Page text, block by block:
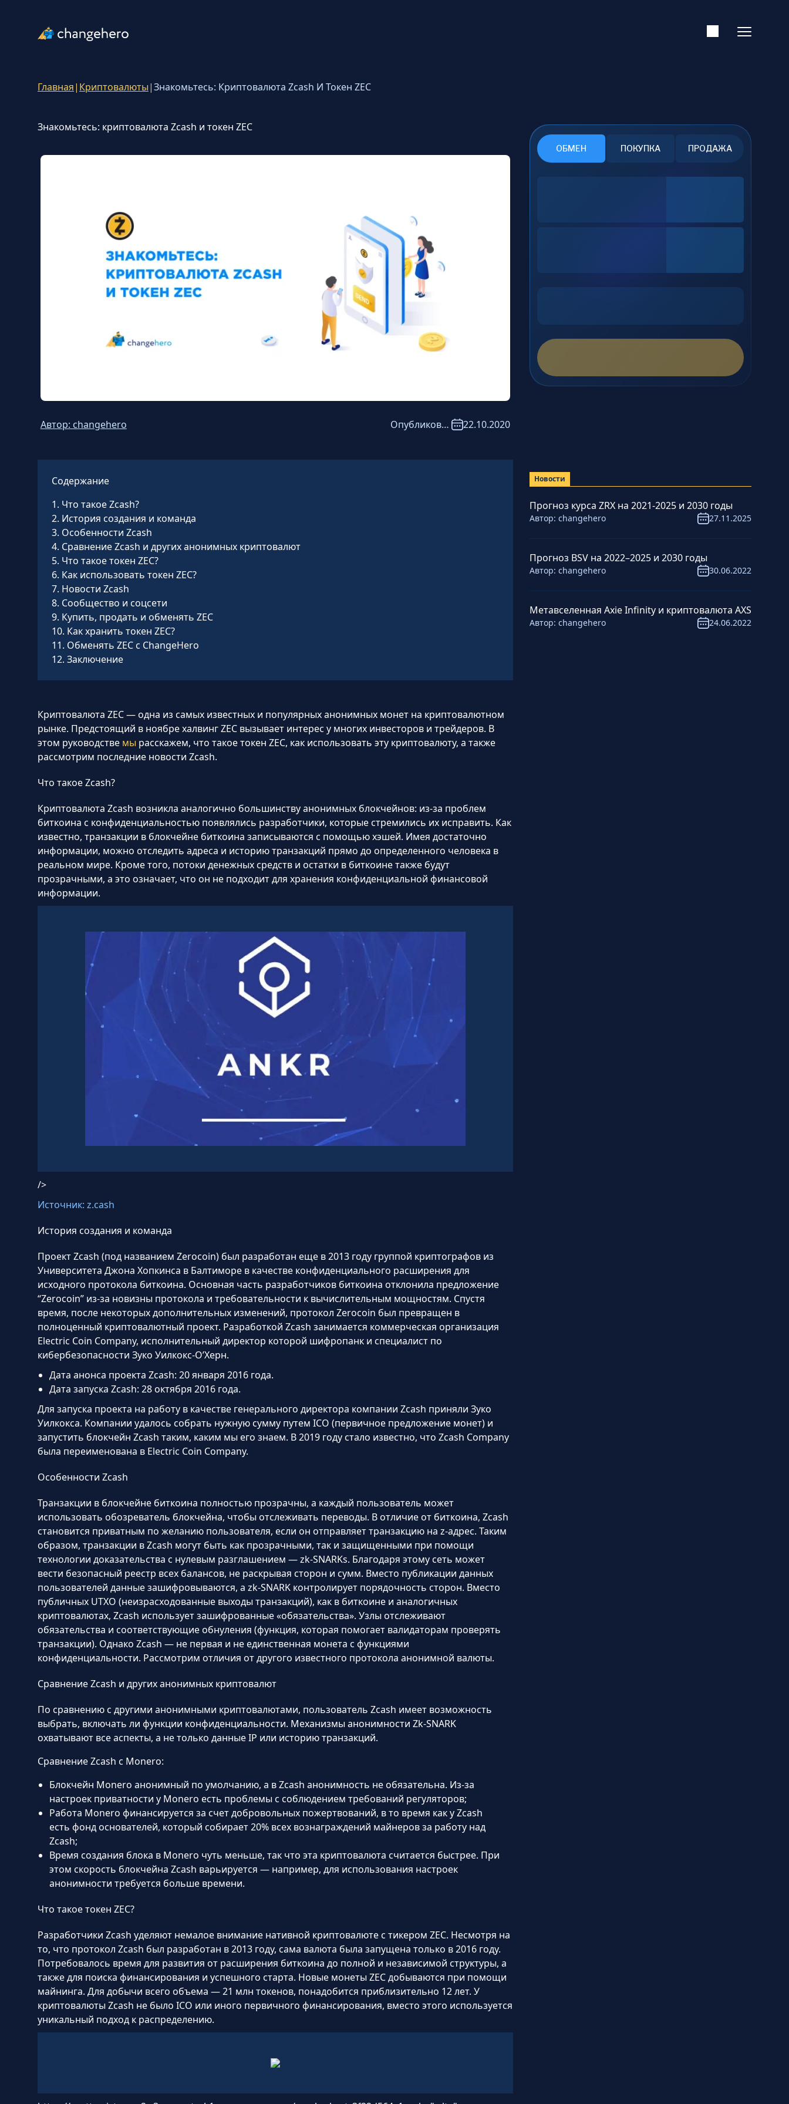
Руководства
Криптоинвестиции
Главная| Криптовалюты|Знакомьтесь: Криптовалюта Zcash И Токен ZEC
Знакомьтесь: криптовалюта Zcash и токен ZEC
Автор: changehero Опубликовано: 22.10.2020
Содержание
1. Что такое Zcash?
2. История создания и команда
3. Особенности Zcash
4. Сравнение Zcash и других анонимных криптовалют
5. Что такое токен ZEC?
6. Как использовать токен ZEC?
7. Новости Zcash
8. Сообщество и соцсети
9. Купить, продать и обменять ZEC
10. Как хранить токен ZEC?
11. Обменять ZEC с ChangeHero
12. Заключение
Криптовалюта ZEC — одна из самых известных и популярных анонимных монет на криптовалютном
рынке. Предстоящий в ноябре халвинг ZEC вызывает интерес у многих инвесторов и трейдеров. В
этом руководстве мы расскажем, что такое токен ZEC, как использовать эту криптовалюту, а также
рассмотрим последние новости Zcash.
Что такое Zcash?
Криптовалюта Zcash возникла аналогично большинству анонимных блокчейнов: из-за проблем
биткоина с конфиденциальностью появлялись разработчики, которые стремились их исправить. Как
известно, транзакции в блокчейне биткоина записываются с помощью хэшей. Имея достаточно
информации, можно отследить адреса и историю транзакций прямо до определенного человека в
реальном мире. Кроме того, потоки денежных средств и остатки в биткоине также будут
прозрачными, а это означает, что он не подходит для хранения конфиденциальной финансовой
информации.
/>
Источник: z.cash
История создания и команда
Проект Zcash (под названием Zerocoin) был разработан еще в 2013 году группой криптографов из
Университета Джона Хопкинса в Балтиморе в качестве конфиденциального расширения для
исходного протокола биткоина. Основная часть разработчиков биткоина отклонила предложение
“Zerocoin” из-за новизны протокола и требовательности к вычислительным мощностям. Спустя
время, после некоторых дополнительных изменений, протокол Zerocoin был превращен в
полноценный криптовалютный проект. Разработкой Zcash занимается коммерческая организация
Electric Coin Company, исполнительный директор которой шифропанк и специалист по
кибербезопасности Зуко Уилкокс-О’Херн.
Дата анонса проекта Zcash: 20 января 2016 года.
Дата запуска Zcash: 28 октября 2016 года.
Для запуска проекта на работу в качестве генерального директора компании Zcash приняли Зуко
Уилкокса. Компании удалось собрать нужную сумму путем ICO (первичное предложение монет) и
запустить блокчейн Zcash таким, каким мы его знаем. В 2019 году стало известно, что Zcash Company
была переименована в Electric Coin Company.
Особенности Zcash
Транзакции в блокчейне биткоина полностью прозрачны, а каждый пользователь может
использовать обозреватель блокчейна, чтобы отслеживать переводы. В отличие от биткоина, Zcash
становится приватным по желанию пользователя, если он отправляет транзакцию на z-адрес. Таким
образом, транзакции в Zcash могут быть как прозрачными, так и защищенными при помощи
технологии доказательства с нулевым разглашением — zk-SNARKs. Благодаря этому сеть может
вести безопасный реестр всех балансов, не раскрывая сторон и сумм. Вместо публикации данных
пользователей данные зашифровываются, а zk-SNARK контролирует порядочность сторон. Вместо
публичных UTXO (неизрасходованные выходы транзакций), как в биткоине и аналогичных
криптовалютах, Zcash использует зашифрованные «обязательства». Узлы отслеживают
обязательства и соответствующие обнуления (функция, которая помогает валидаторам проверять
транзакции). Однако Zcash — не первая и не единственная монета с функциями
конфиденциальности. Рассмотрим отличия от другого известного протокола анонимной валюты.
Сравнение Zcash и других анонимных криптовалют
По сравнению с другими анонимными криптовалютами, пользователь Zcash имеет возможность
выбрать, включать ли функции конфиденциальности. Механизмы анонимности Zk-SNARK
охватывают все аспекты, а не только данные IP или историю транзакций.
Сравнение Zcash с Monero:
Блокчейн Monero анонимный по умолчанию, а в Zcash анонимность не обязательна. Из-за
настроек приватности у Monero есть проблемы с соблюдением требований регуляторов;
Работа Monero финансируется за счет добровольных пожертвований, в то время как у Zcash
есть фонд основателей, который собирает 20% всех вознаграждений майнеров за работу над
Zcash;
Время создания блока в Monero чуть меньше, так что эта криптовалюта считается быстрее. При
этом скорость блокчейна Zcash варьируется — например, для использования настроек
анонимности требуется больше времени.
Что такое токен ZEC?
Разработчики Zcash уделяют немалое внимание нативной криптовалюте с тикером ZEC. Несмотря на
то, что протокол Zcash был разработан в 2013 году, сама валюта была запущена только в 2016 году.
Потребовалось время для развития от расширения биткоина до полной и независимой структуры, а
также для поиска финансирования и успешного старта. Новые монеты ZEC добываются при помощи
майнинга. Для добычи всего объема — 21 млн токенов, понадобится приблизительно 12 лет. У
криптовалюты Zcash не было ICO или иного первичного финансирования, вместо этого используется
уникальный подход к распределению.
Новости
Прогноз курса ZRX на 2021-2025 и 2030 годы
Автор: changehero 27.11.2025
Прогноз BSV на 2022–2025 и 2030 годы
Автор: changehero 30.06.2022
Метавселенная Axie Infinity и криптовалюта AXS
Автор: changehero 24.06.2022